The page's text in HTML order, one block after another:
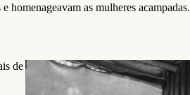
homenageavam as mulheres acampadas.
de